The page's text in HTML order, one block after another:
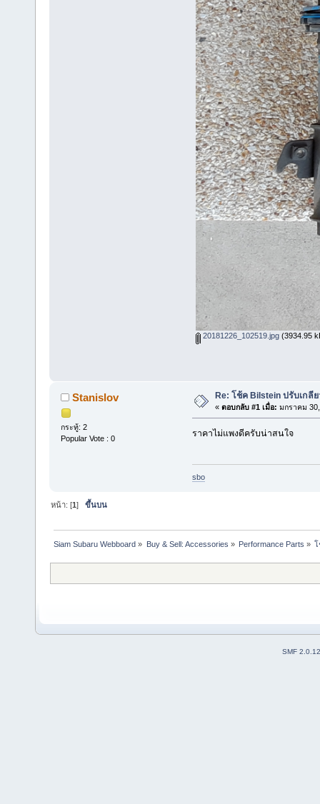
20181226_102519.jpg(3934.95
Stanislov
กระทู้: 2
Popular Vote : 0
Re: โช้ค Bilstein ปรับเกลี
« ตอบกลับ #1 เมื่อ: มกราคม
ราคาไม่แพงดีครับน่าสนใจ
sbo
หน้า: [1]ขึ้นบน
Siam Subaru Webboard » Buy & Sell: Accessories » Performance Parts » โ
SMF 2.0.12